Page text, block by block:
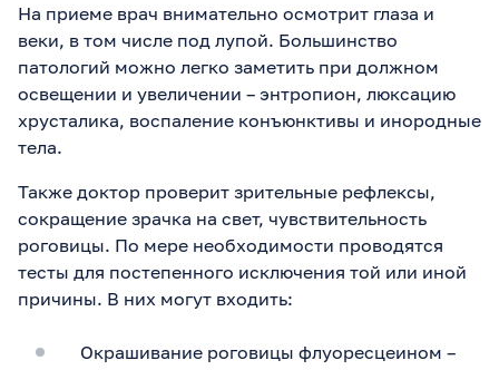
На приеме врач внимательно осмотрит глаза и
веки, в том числе под лупой. Большинство
патологий можно легко заметить при должном
освещении и увеличении – энтропион, люксацию
хрусталика, воспаление конъюнктивы и инородные
тела.
Также доктор проверит зрительные рефлексы,
сокращение зрачка на свет, чувствительность
роговицы. По мере необходимости проводятся
тесты для постепенного исключения той или иной
причины. В них могут входить:
Окрашивание роговицы флуоресцеином –